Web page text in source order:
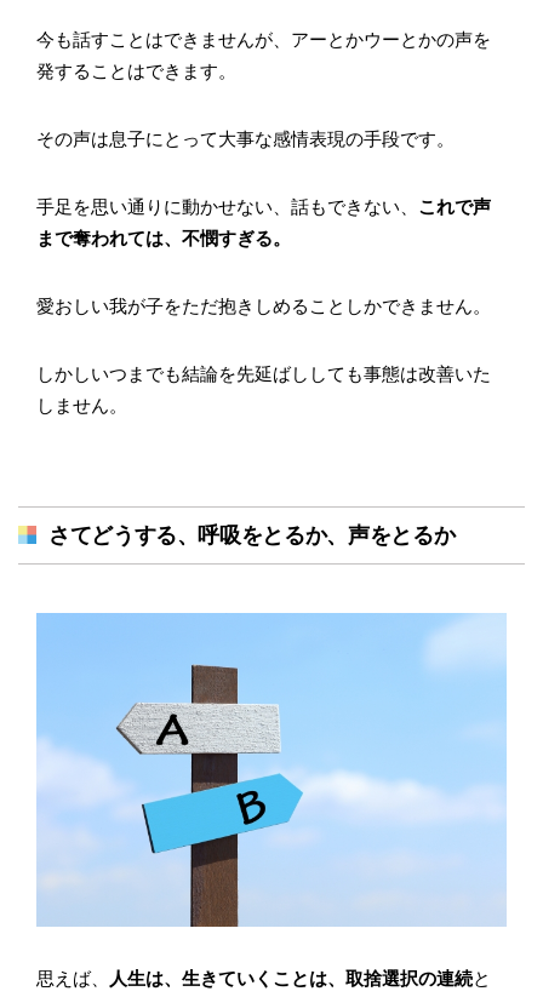
今も話すことはできませんが、アーとかウーとかの声を
発することはできます。
その声は息子にとって大事な感情表現の手段です。
手足を思い通りに動かせない、話もできない、 これで声
まで奪われては、不憫すぎる。
愛おしい我が子をただ抱きしめることしかできません。
しかしいつまでも結論を先延ばししても事態は改善いた
しません。
さてどうする、呼吸をとるか、声をとるか
思えば、 人生は、生きていくことは、取捨選択の連続と